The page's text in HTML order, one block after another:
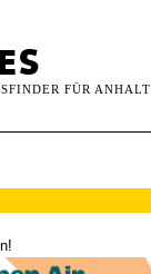
FÜR ANHALT